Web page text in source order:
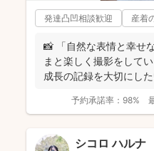
発達凸凹相談歓迎 産着
📸 「自然な表情と幸せ
まと楽しく撮影をして
成長の記録を大切にし
予約承諾率： 98%
シコロ ハルナ